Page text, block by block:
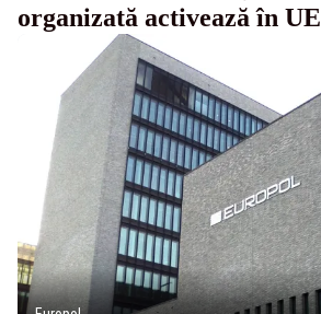
organizată activează în UE